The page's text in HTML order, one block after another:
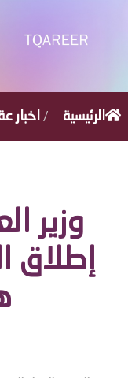
الرئيسية / اخبار
وزير
إطلاق